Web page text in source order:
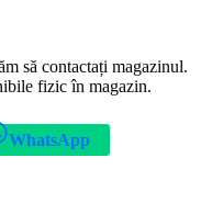
să contactați magazinul.
fizic în magazin.
WhatsApp